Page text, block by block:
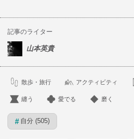
記事のライター
山本英貴
散歩・旅行 アクティビティ
纏う 愛でる 磨く
# 自分 (505)